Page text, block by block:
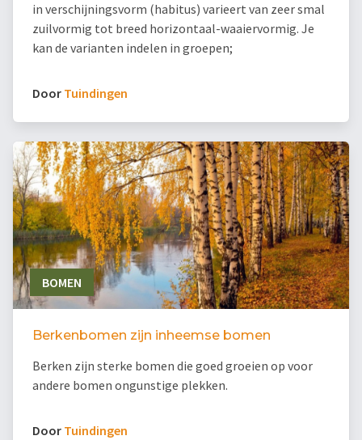
in verschijningsvorm (habitus) varieert van zeer smal
zuilvormig tot breed horizontaal-waaiervormig. Je
kan de varianten indelen in groepen;
Door Tuindingen
BOMEN
Berkenbomen zijn inheemse bomen
Berken zijn sterke bomen die goed groeien op voor
andere bomen ongunstige plekken.
Door Tuindingen